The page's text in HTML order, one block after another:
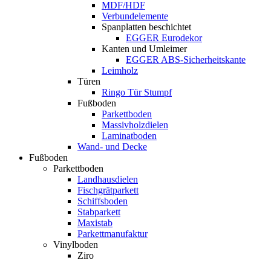
MDF/HDF
Verbundelemente
Spanplatten beschichtet
EGGER Eurodekor
Kanten und Umleimer
EGGER ABS-Sicherheitskante
Leimholz
Türen
Ringo Tür Stumpf
Fußboden
Parkettboden
Massivholzdielen
Laminatboden
Wand- und Decke
Fußboden
Parkettboden
Landhausdielen
Fischgrätparkett
Schiffsboden
Stabparkett
Maxistab
Parkettmanufaktur
Vinylboden
Ziro